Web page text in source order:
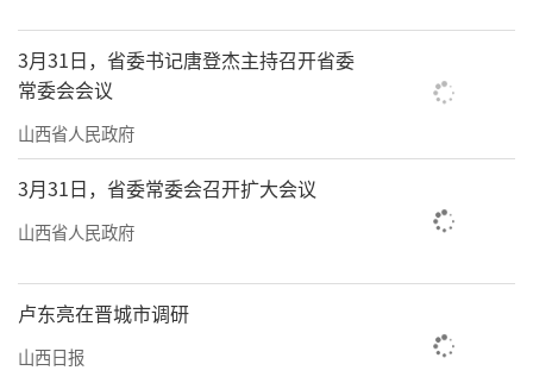
3月31日，省委书记唐登杰主持召开省委
常委会会议
山西省人民政府
3月31日，省委常委会召开扩大会议
山西省人民政府
卢东亮在晋城市调研
山西日报